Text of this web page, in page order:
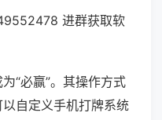
进群获取软
“必赢”。其操作方式
自定义手机打牌系统